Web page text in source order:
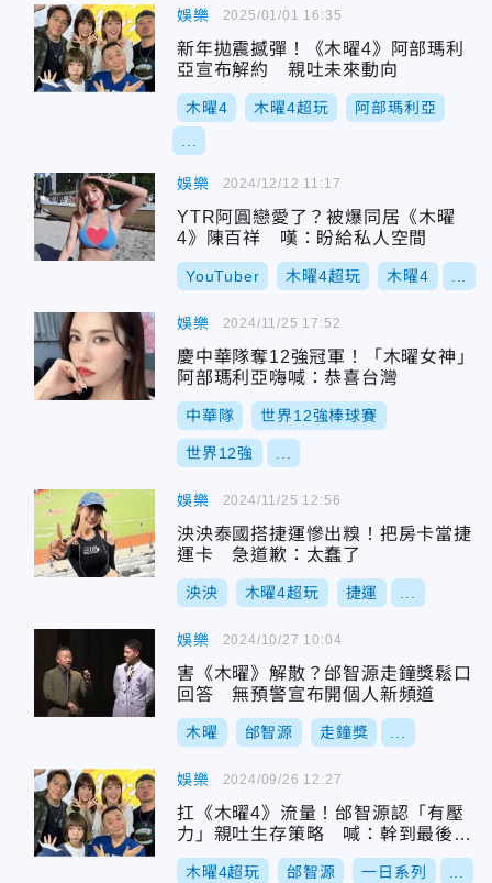
娛樂
新年拋震撼彈！《木曜4》阿部瑪利
亞宣布解約 親吐未來動向
木曜4 木曜4超玩 阿部瑪利亞
2025/01/01 16:35
娛樂
YTR阿圓戀愛了？被爆同居《木曜
4》陳百祥 嘆：盼給私人空間
YouTuber 木曜4超玩 木曜4
2024/12/12 11:17
娛樂
慶中華隊奪12強冠軍！「木曜女神」
阿部瑪利亞嗨喊：恭喜台灣
中華隊 世界12強棒球賽
世界12強
2024/11/25 17:52
娛樂
泱泱泰國搭捷運慘出糗！把房卡當捷
運卡 急道歉：太蠢了
泱泱 木曜4超玩 捷運
2024/11/25 12:56
娛樂
害《木曜》解散？邰智源走鐘獎鬆口
回答 無預警宣布開個人新頻道
木曜 邰智源 走鐘獎
2024/10/27 10:04
娛樂
扛《木曜4》流量！邰智源認「有壓
力」親吐生存策略 喊：幹到最後1
秒
木曜4超玩 邰智源 一日系列
2024/09/26 12:27